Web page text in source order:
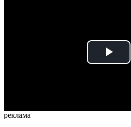
Play
реклама